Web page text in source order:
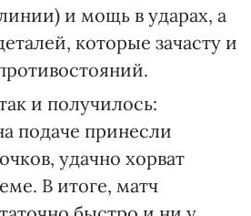
и мощь в ударах, а
которые зачасту и
и получилось:
подаче принесли
удачно хорват
В итоге, матч